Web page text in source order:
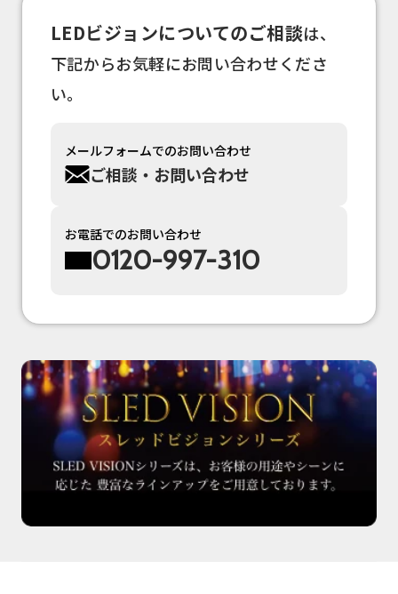
LEDビジョンについてのご相談は、
下記からお気軽にお問い合わせくださ
い。
メールフォームでのお問い合わせ
ご相談・お問い合わせ
お電話でのお問い合わせ
0120-997-310